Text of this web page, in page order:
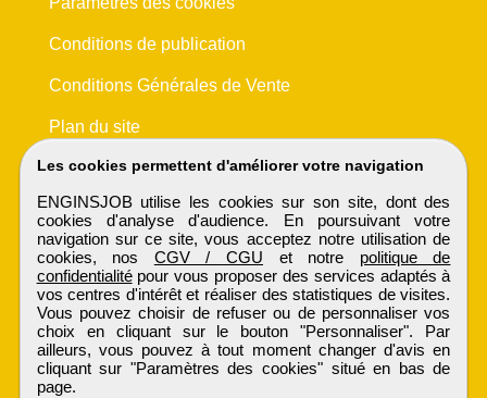
Les cookies permettent d'améliorer votre navigation
ENGINSJOB utilise les cookies sur son site, dont des
cookies d'analyse d'audience. En poursuivant votre
navigation sur ce site, vous acceptez notre utilisation de
cookies, nos CGV / CGU et notre politique de
confidentialitépour vous proposer des services adaptés à
vos centres d'intérêt et réaliser des statistiques de visites.
Vous pouvez choisir de refuser ou de personnaliser vos
choix en cliquant sur le bouton "Personnaliser". Par
ailleurs, vous pouvez à tout moment changer d'avis en
cliquant sur "Paramètres des cookies" situé en bas de
page.
Conditions de publication
Conditions Générales de Vente
Plan du site